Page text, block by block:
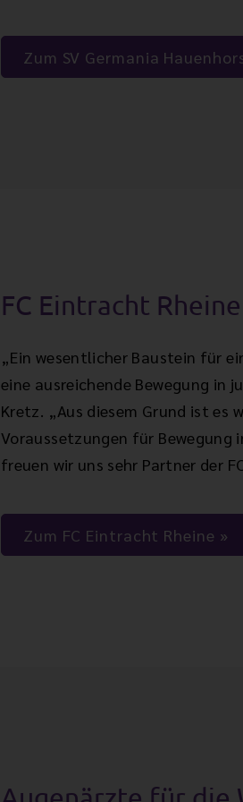
Zum SV Germania
FC Eintracht
„Ein wesentlicher Baustein für
eine ausreichende Bewegung in
Kretz. „Aus diesem Grund ist
Voraussetzungen für Bewegung
freuen wir uns sehr Partner der
Zum FC Eintracht Rheine